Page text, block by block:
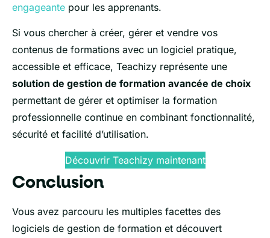
engageante pour les apprenants.
Si vous chercher à créer, gérer et vendre vos
contenus de formations avec un logiciel pratique,
accessible et efficace, Teachizy représente une
solution de gestion de formation avancée de choix
permettant de gérer et optimiser la formation
professionnelle continue en combinant fonctionnalité,
sécurité et facilité d’utilisation.
Découvrir Teachizy maintenant
Conclusion
Vous avez parcouru les multiples facettes des
logiciels de gestion de formation et découvert